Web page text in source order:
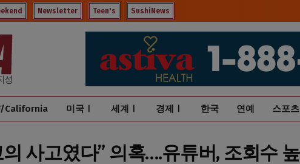
Newsletter Teen's SushiNews
California 미국Ⅰ 세계Ⅰ 경제Ⅰ 한국 연예 스포츠
의 사고였다” 의혹….유튜버, 조회수